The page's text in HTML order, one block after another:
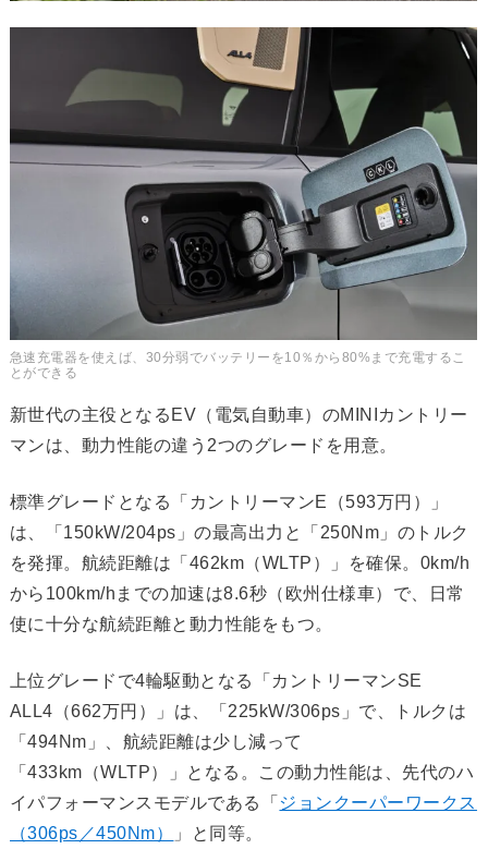
急速充電器を使えば、30分弱でバッテリーを10％から80%まで充電するこ
とができる
新世代の主役となるEV（電気自動車）のMINIカントリー
マンは、動力性能の違う2つのグレードを用意。
標準グレードとなる「カントリーマンE（593万円）」
は、「150kW/204ps」の最高出力と「250Nm」のトルク
を発揮。航続距離は「462km（WLTP）」を確保。0km/h
から100km/hまでの加速は8.6秒（欧州仕様車）で、日常
使に十分な航続距離と動力性能をもつ。
上位グレードで4輪駆動となる「カントリーマンSE
ALL4（662万円）」は、「225kW/306ps」で、トルクは
「494Nm」、航続距離は少し減って
「433km（WLTP）」となる。この動力性能は、先代のハ
イパフォーマンスモデルである「 ジョンクーパーワークス
（306ps／450Nm）
」と同等。